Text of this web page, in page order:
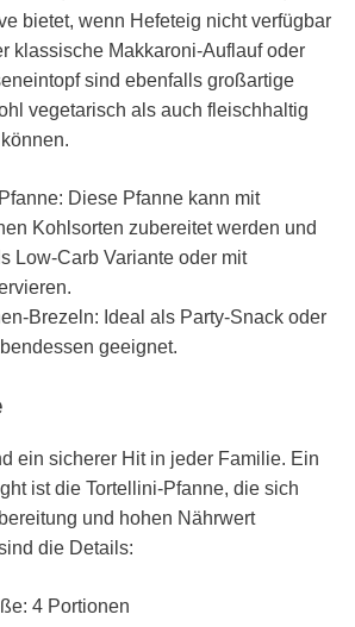
bietet, wenn Hefeteig nicht verfügbar
klassische Makkaroni-Auflauf oder
sind ebenfalls großartige
vegetarisch als auch fleischhaltig
Diese Pfanne kann mit
Kohlsorten zubereitet werden und
Low-Carb Variante oder mit
Brezeln: Ideal als Party-Snack oder
geeignet.
ein sicherer Hit in jeder Familie. Ein
ist die Tortellini-Pfanne, die sich
und hohen Nährwert
die Details:
4 Portionen